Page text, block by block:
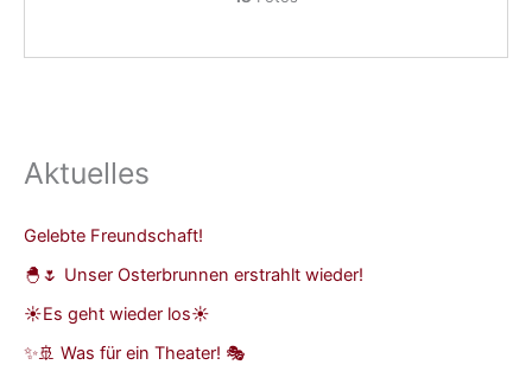
Aktuelles
Gelebte Freundschaft!
🐣🌷 Unser Osterbrunnen erstrahlt wieder!
☀️Es geht wieder los☀️
✨🚢 Was für ein Theater! 🎭